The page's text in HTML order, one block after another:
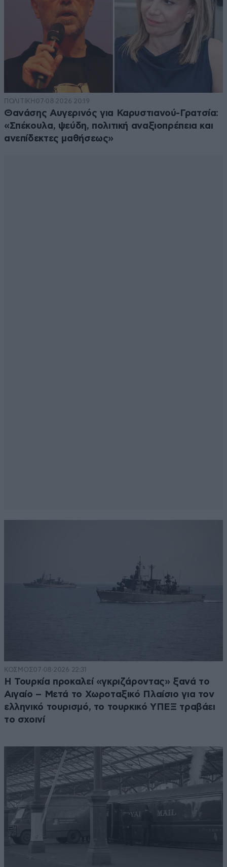
ΠΟΛΙΤΙΚΗ 07·08·2026 20:19
Θανάσης Αυγερινός για Καρυστιανού-Γρατσία:
«Σπέκουλα, ψεύδη, πολιτική αναξιοπρέπεια και
ανεπίδεκτες μαθήσεως»
ΚΟΣΜΟΣ07·08·2026 22:31
Η Τουρκία προκαλεί «γκριζάροντας» ξανά το
Αιγαίο – Μετά το Χωροταξικό Πλαίσιο για τον
ελληνικό τουρισμό, το τουρκικό ΥΠΕΞ τραβάει
το σχοινί